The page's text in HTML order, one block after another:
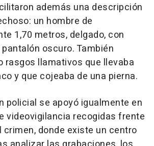
además una descripción
un hombre de
1,70 metros, delgado, con
oscuro. También
rasgos llamativos que llevaba
y que cojeaba de una pierna.
policial se apoyó igualmente en
videovigilancia recogidas frente
crimen, donde existe un centro